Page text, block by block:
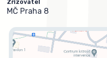
Zřizovatel
MČ Praha 8